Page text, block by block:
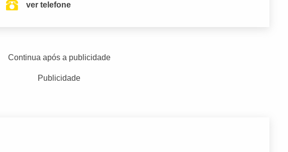
ver telefone
Continua após a publicidade
Publicidade